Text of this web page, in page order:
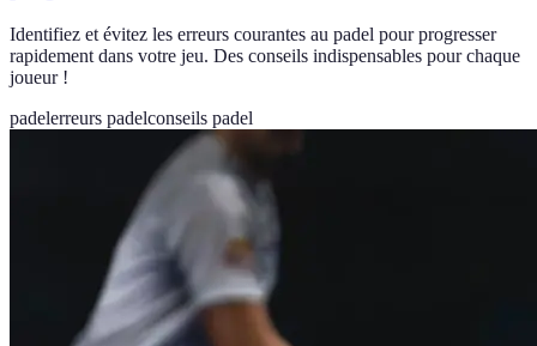
Identifiez et évitez les erreurs courantes au padel pour progresser
rapidement dans votre jeu. Des conseils indispensables pour chaque
joueur !
padelerreurs padelconseils padel